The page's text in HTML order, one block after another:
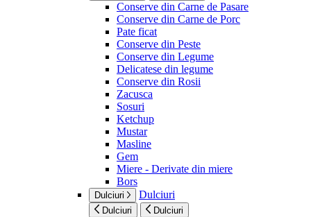
Conserve din Carne de Pasare
Conserve din Carne de Porc
Pate ficat
Conserve din Peste
Conserve din Legume
Delicatese din legume
Conserve din Rosii
Zacusca
Sosuri
Ketchup
Mustar
Masline
Gem
Miere - Derivate din miere
Bors
Dulciuri Dulciuri
Dulciuri Dulciuri